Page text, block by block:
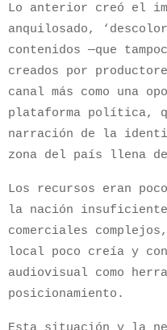
Lo anterior creó el
anquilosado,
contenidos —que
creados por
canal más como una
plataforma política,
narración de la
zona del país llena
Los recursos eran
la nación
comerciales
local poco creía y
audiovisual como
posicionamiento.